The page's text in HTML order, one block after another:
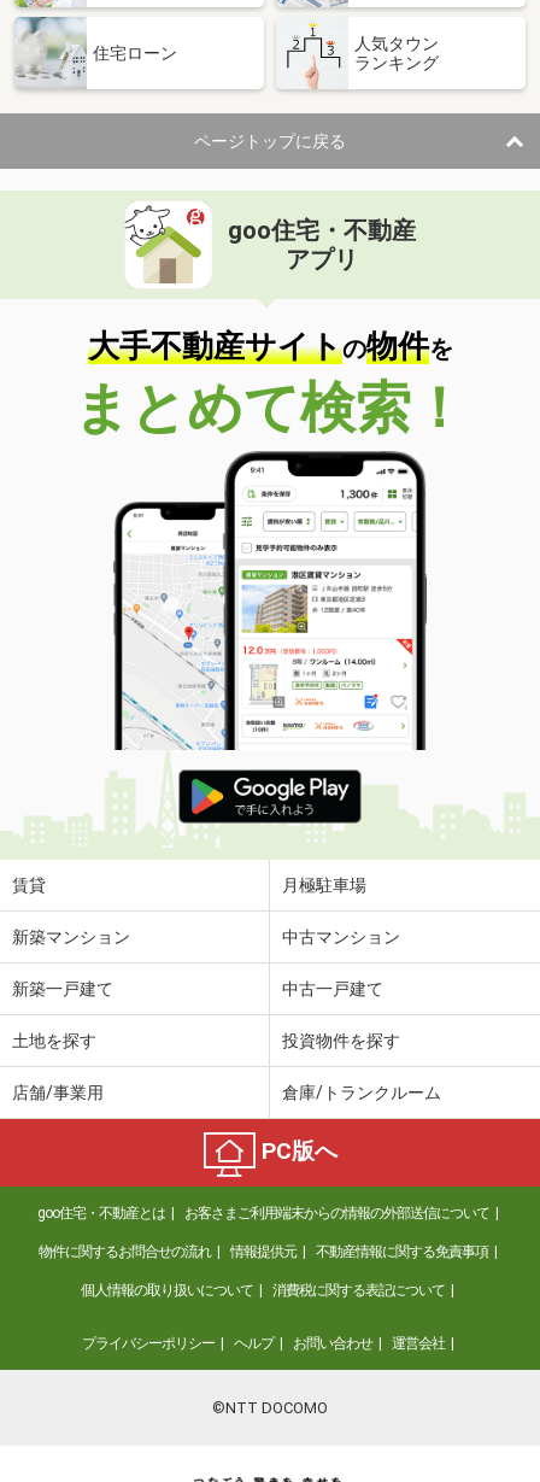
住宅ローン
人気タウン
ランキング
ページトップに戻る
goo住宅・不動産
アプリ
大手不動産サイトの物件を
まとめて検索！
賃貸 月極駐車場
新築マンション 中古マンション
新築一戸建て 中古一戸建て
土地を探す 投資物件を探す
店舗/事業用 倉庫/トランクルーム
PC版へ
goo住宅・不動産とは お客さまご利用端末からの情報の外部送信について
物件に関するお問合せの流れ 情報提供元 不動産情報に関する免責事項
個人情報の取り扱いについて 消費税に関する表記について
プライバシーポリシー ヘルプ お問い合わせ 運営会社
©NTT DOCOMO